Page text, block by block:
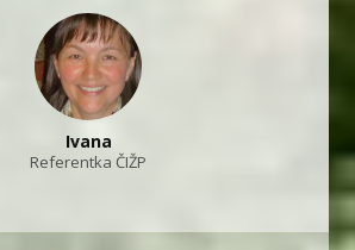
Ivana
Referentka ČIŽP